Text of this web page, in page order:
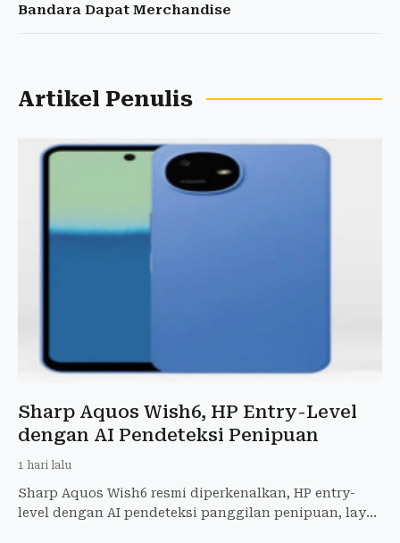
Bandara Dapat Merchandise
Artikel Penulis
Sharp Aquos Wish6, HP Entry-Level
dengan AI Pendeteksi Penipuan
1 hari lalu
Sharp Aquos Wish6 resmi diperkenalkan, HP entry-
level dengan AI pendeteksi panggilan penipuan, layar